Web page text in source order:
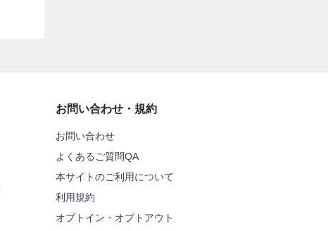
お問い合わせ・規約
お問い合わせ
よくあるご質問QA
本サイトのご利用について
利用規約
オプトイン・オプトアウト